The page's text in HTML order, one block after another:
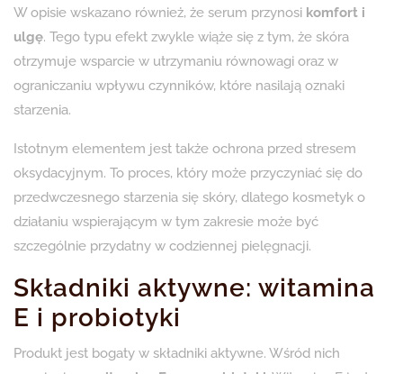
W opisie wskazano również, że serum przynosi komfort i
ulgę. Tego typu efekt zwykle wiąże się z tym, że skóra
otrzymuje wsparcie w utrzymaniu równowagi oraz w
ograniczaniu wpływu czynników, które nasilają oznaki
starzenia.
Istotnym elementem jest także ochrona przed stresem
oksydacyjnym. To proces, który może przyczyniać się do
przedwczesnego starzenia się skóry, dlatego kosmetyk o
działaniu wspierającym w tym zakresie może być
szczególnie przydatny w codziennej pielęgnacji.
Składniki aktywne: witamina
E i probiotyki
Produkt jest bogaty w składniki aktywne. Wśród nich